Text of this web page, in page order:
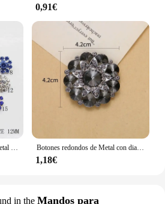
0,91€
Botones redondos de Metal con diamantes de imitación, 1 piezas, vástago, cinta de invitación, decoración de boda, bricolaje para coser abrigo de piel
1,18€
in the Mandos para